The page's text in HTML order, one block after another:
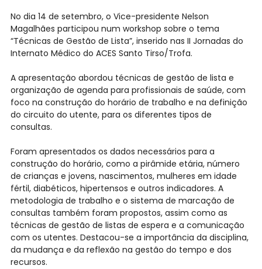
No dia 14 de setembro, o Vice-presidente Nelson
Magalhães participou num workshop sobre o tema
“Técnicas de Gestão de Lista”, inserido nas II Jornadas do
Internato Médico do ACES Santo Tirso/Trofa.
A apresentação abordou técnicas de gestão de lista e
organização de agenda para profissionais de saúde, com
foco na construção do horário de trabalho e na definição
do circuito do utente, para os diferentes tipos de
consultas.
Foram apresentados os dados necessários para a
construção do horário, como a pirâmide etária, número
de crianças e jovens, nascimentos, mulheres em idade
fértil, diabéticos, hipertensos e outros indicadores. A
metodologia de trabalho e o sistema de marcação de
consultas também foram propostos, assim como as
técnicas de gestão de listas de espera e a comunicação
com os utentes. Destacou-se a importância da disciplina,
da mudança e da reflexão na gestão do tempo e dos
recursos.